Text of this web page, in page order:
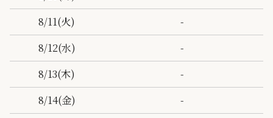
8/11(火)
-
8/12(水)
-
8/13(木)
-
8/14(金)
-